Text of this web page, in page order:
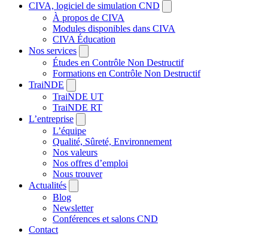
CIVA, logiciel de simulation CND
À propos de CIVA
Modules disponibles dans CIVA
CIVA Éducation
Nos services
Études en Contrôle Non Destructif
Formations en Contrôle Non Destructif
TraiNDE
TraiNDE UT
TraiNDE RT
L’entreprise
L’équipe
Qualité, Sûreté, Environnement
Nos valeurs
Nos offres d’emploi
Nous trouver
Actualités
Blog
Newsletter
Conférences et salons CND
Contact